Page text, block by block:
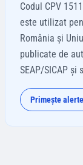
Codul CPV
este utilizat
România și
publicate de
SEAP/SICAP
Primește